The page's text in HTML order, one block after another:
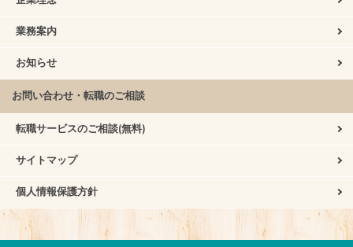
業務案内
お知らせ
お問い合わせ・転職のご相談
転職サービスのご相談(無料)
サイトマップ
個人情報保護方針